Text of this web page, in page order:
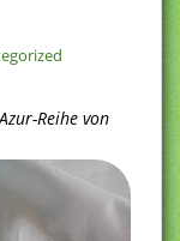
Reihe von